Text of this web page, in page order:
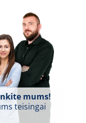
mums!
teisingai